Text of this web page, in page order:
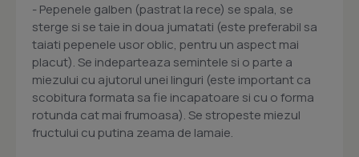
- Pepenele galben (pastrat la rece) se spala, se
sterge si se taie in doua jumatati (este preferabil sa
taiati pepenele usor oblic, pentru un aspect mai
placut). Se indeparteaza semintele si o parte a
miezului cu ajutorul unei linguri (este important ca
scobitura formata sa fie incapatoare si cu o forma
rotunda cat mai frumoasa). Se stropeste miezul
fructului cu putina zeama de lamaie.